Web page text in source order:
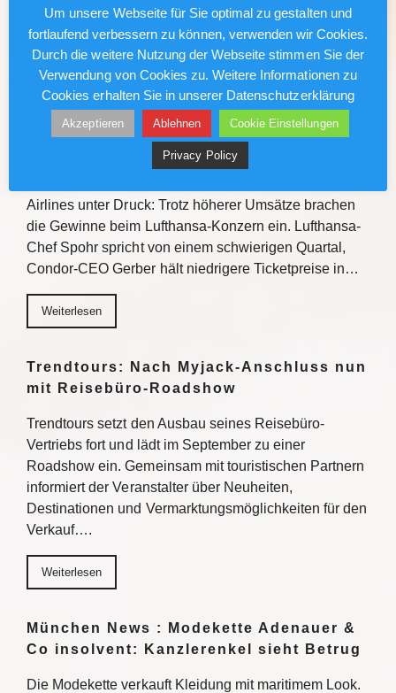
Gewinnchancen bietet die Veranstaltungsreihe
Einblicke zu den Fluss- und…
Weiterlesen
Lufthansa/Condor: Kerosinkosten
drücken den Gewinn
Airlines unter Druck: Trotz höherer Umsätze brachen
die Gewinne beim Lufthansa-Konzern ein. Lufthansa-
Chef Spohr spricht von einem schwierigen Quartal,
Condor-CEO Gerber hält niedrigere Ticketpreise in…
Weiterlesen
Trendtours: Nach Myjack-Anschluss nun
mit Reisebüro-Roadshow
Trendtours setzt den Ausbau seines Reisebüro-
Vertriebs fort und lädt im September zu einer
Roadshow ein. Gemeinsam mit touristischen Partnern
informiert der Veranstalter über Neuheiten,
Destinationen und Vermarktungsmöglichkeiten für den
Verkauf….
Weiterlesen
München News : Modekette Adenauer &
Co insolvent: Kanzlerenkel sieht Betrug
Die Modekette verkauft Kleidung mit maritimem Look.
Um unsere Webseite für Sie optimal zu gestalten und
fortlaufend verbessern zu können, verwenden wir Cookies.
Durch die weitere Nutzung der Webseite stimmen Sie der
Verwendung von Cookies zu. Weitere Informationen zu
Cookies erhalten Sie in unserer Datenschutzerklärung
Akzeptieren Ablehnen Cookie Einstellungen
Privacy Policy